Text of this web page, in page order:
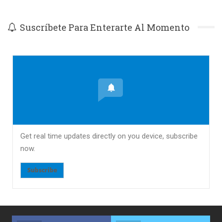
Suscríbete Para Enterarte Al Momento
Get real time updates directly on you device, subscribe
now.
Subscribe